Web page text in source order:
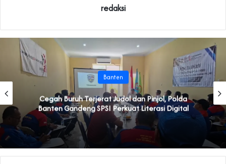
redaksi
Banten
Cegah Buruh Terjerat Judol dan Pinjol, Polda
Banten Gandeng SPSI Perkuat Literasi Digital